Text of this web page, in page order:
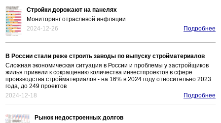
Стройки дорожают на панелях
Мониторинг отраслевой инфляции
2024-12-26
Подробнее
В России стали реже строить заводы по выпуску стройматериалов
Сложная экономическая ситуация в России и проблемы у застройщиков
жилья привели к сокращению количества инвестпроектов в сфере
производства стройматериалов - на 16% в 2024 году относительно 2023
года, до 249 проектов
2024-12-18
Подробнее
Рынок недостроенных долгов